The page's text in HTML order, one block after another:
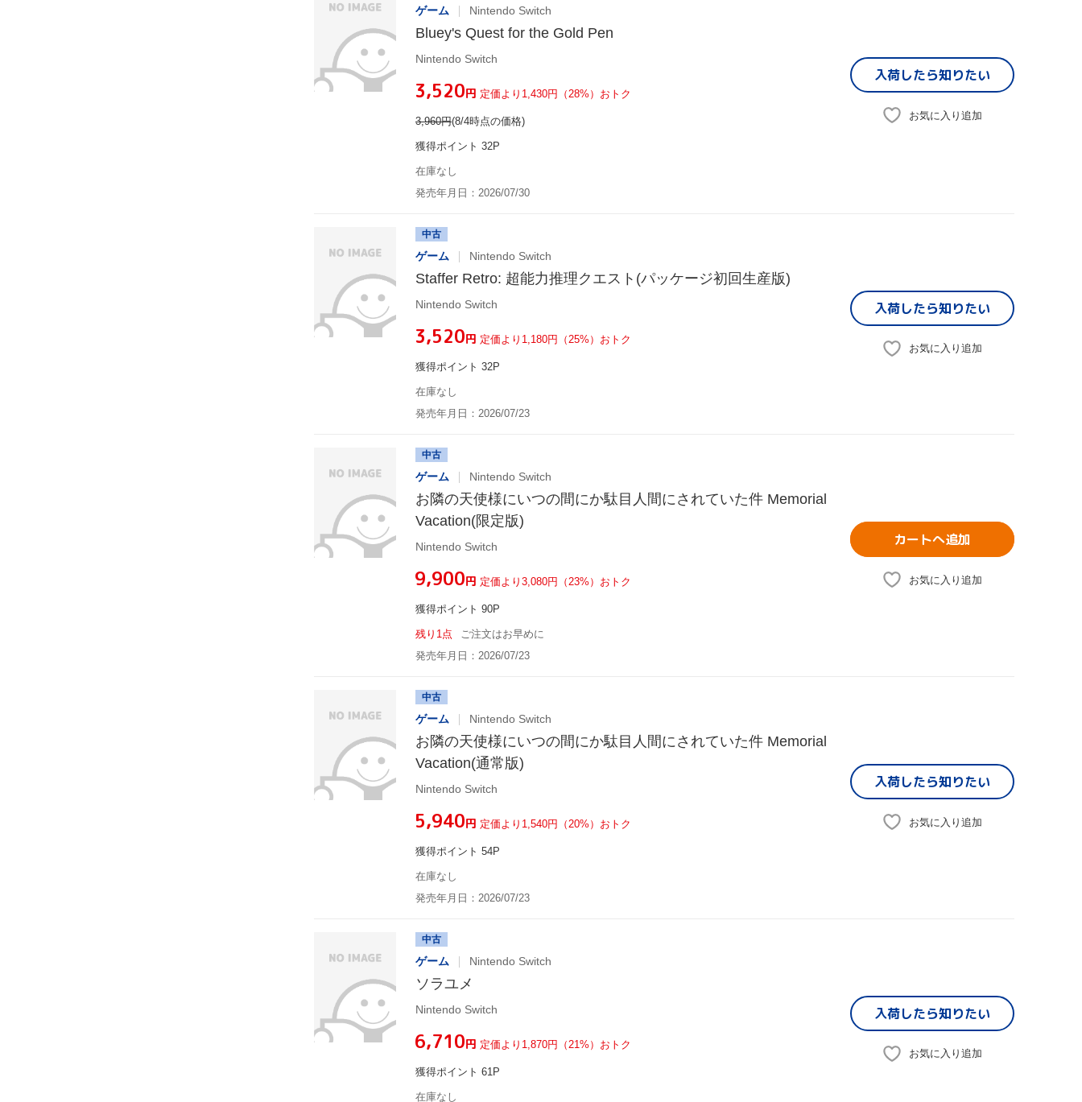
ゲーム Nintendo Switch
Bluey's Quest for the Gold Pen
Nintendo Switch
¥3,520円 定価より1,430円（28%）おトク
3,960円(8/4時点の価格)
獲得ポイント 32P
在庫なし
発売年月日：2026/07/30
入荷したら知りたい
お気に入り追加
中古
ゲーム Nintendo Switch
Staffer Retro: 超能力推理クエスト(パッケージ初回生産版)
Nintendo Switch
¥3,520円 定価より1,180円（25%）おトク
獲得ポイント 32P
在庫なし
発売年月日：2026/07/23
入荷したら知りたい
お気に入り追加
中古
ゲーム Nintendo Switch
お隣の天使様にいつの間にか駄目人間にされていた件 Memorial
Vacation(限定版)
Nintendo Switch
¥9,900円 定価より3,080円（23%）おトク
獲得ポイント 90P
残り1点
ご注文はお早めに
発売年月日：2026/07/23
カートへ追加
お気に入り追加
中古
ゲーム Nintendo Switch
お隣の天使様にいつの間にか駄目人間にされていた件 Memorial
Vacation(通常版)
Nintendo Switch
¥5,940円 定価より1,540円（20%）おトク
獲得ポイント 54P
在庫なし
発売年月日：2026/07/23
入荷したら知りたい
お気に入り追加
中古
ゲーム Nintendo Switch
ソラユメ
Nintendo Switch
¥6,710円 定価より1,870円（21%）おトク
獲得ポイント 61P
在庫なし
入荷したら知りたい
お気に入り追加